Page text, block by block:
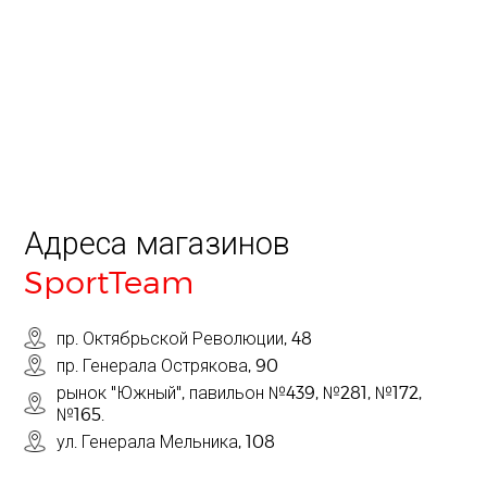
Адреса магазинов
SportTeam
пр. Октябрьской Революции, 48
пр. Генерала Острякова, 90
рынок "Южный", павильон №439, №281, №172,
№165.
ул. Генерала Мельника, 108